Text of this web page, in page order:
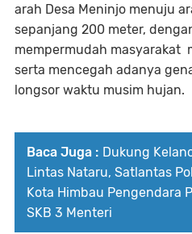
arah Desa Meninjo menuju
sepanjang 200 meter,
mempermudah masyarakat
serta mencegah adanya
longsor waktu musim hujan.
Baca Juga : Dukung
Lintas Nataru, Satlantas
Kota Himbau Pengendara
SKB 3 Menteri